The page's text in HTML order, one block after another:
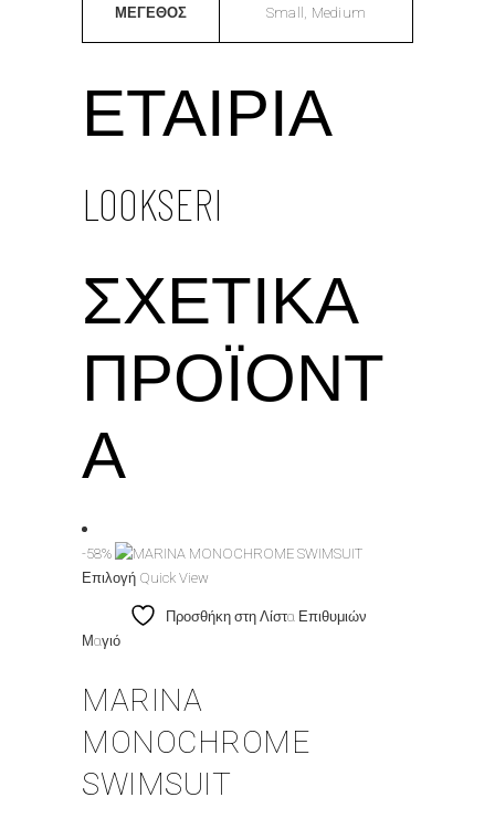
ΜΕΓΕΘΟΣ Small, Medium
ΕΤΑΙΡΊΑ
LOOKSERI
ΣΧΕΤΙΚΆ
ΠΡΟΪΌΝΤ
Α
-58%
Επιλογή Αυτό
το
προϊόν
παραλλαγές.
επιλογές
μπορούν
να
Quick View
Προσθήκη στη Λίστα Επιθυμιών
Μαγιό
MARINA
MONOCHROME
SWIMSUIT